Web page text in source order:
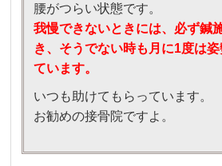
腰がつらい状態です。
我慢できないときには、必ず鍼
き、そうでない時も月に1度は
ています。
いつも助けてもらっています。
お勧めの接骨院ですよ。